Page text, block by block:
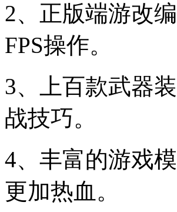
2、正版端游改
FPS操作。
3、上百款武器
战技巧。
4、丰富的游戏
更加热血。